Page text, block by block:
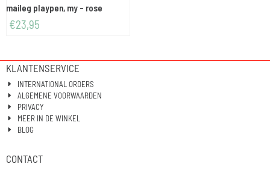
maileg playpen, my - rose
€23,95
KLANTENSERVICE
INTERNATIONAL ORDERS
ALGEMENE VOORWAARDEN
PRIVACY
MEER IN DE WINKEL
BLOG
CONTACT